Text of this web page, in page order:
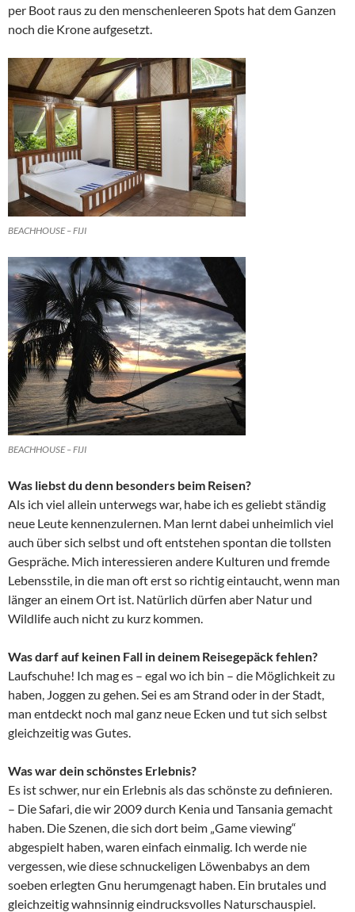
per Boot raus zu den menschenleeren Spots hat dem Ganzen
noch die Krone aufgesetzt.
BEACHHOUSE – FIJI
BEACHHOUSE – FIJI
Was liebst du denn besonders beim Reisen?
Als ich viel allein unterwegs war, habe ich es geliebt ständig
neue Leute kennenzulernen. Man lernt dabei unheimlich viel
auch über sich selbst und oft entstehen spontan die tollsten
Gespräche. Mich interessieren andere Kulturen und fremde
Lebensstile, in die man oft erst so richtig eintaucht, wenn man
länger an einem Ort ist. Natürlich dürfen aber Natur und
Wildlife auch nicht zu kurz kommen.
Was darf auf keinen Fall in deinem Reisegepäck fehlen?
Laufschuhe! Ich mag es – egal wo ich bin – die Möglichkeit zu
haben, Joggen zu gehen. Sei es am Strand oder in der Stadt,
man entdeckt noch mal ganz neue Ecken und tut sich selbst
gleichzeitig was Gutes.
Was war dein schönstes Erlebnis?
Es ist schwer, nur ein Erlebnis als das schönste zu definieren.
– Die Safari, die wir 2009 durch Kenia und Tansania gemacht
haben. Die Szenen, die sich dort beim „Game viewing“
abgespielt haben, waren einfach einmalig. Ich werde nie
vergessen, wie diese schnuckeligen Löwenbabys an dem
soeben erlegten Gnu herumgenagt haben. Ein brutales und
gleichzeitig wahnsinnig eindrucksvolles Naturschauspiel.